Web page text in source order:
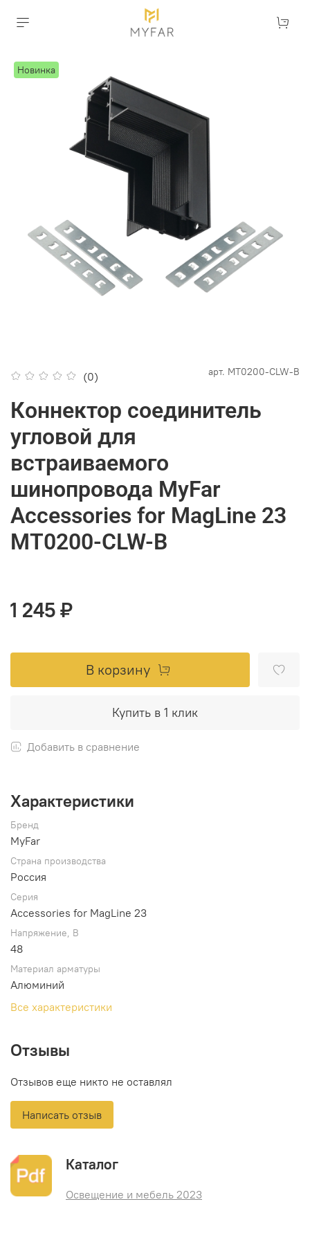
Новинка
(0) арт. MT0200-CLW-B
Коннектор соединитель
угловой для
встраиваемого
шинопровода MyFar
Accessories for MagLine 23
MT0200-CLW-B
1 245 ₽
В корзину
Купить в 1 клик
Добавить в сравнение
Характеристики
Бренд
MyFar
Страна производства
Россия
Серия
Accessories for MagLine 23
Напряжение, В
48
Материал арматуры
Алюминий
Все характеристики
Отзывы
Отзывов еще никто не оставлял
Написать отзыв
Каталог
Освещение и мебель 2023